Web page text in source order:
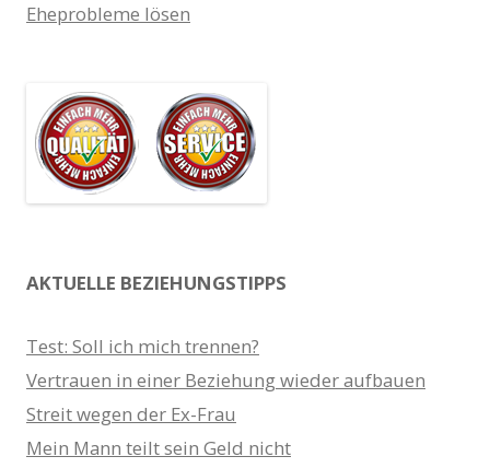
Eheprobleme lösen
AKTUELLE BEZIEHUNGSTIPPS
Test: Soll ich mich trennen?
Vertrauen in einer Beziehung wieder aufbauen
Streit wegen der Ex-Frau
Mein Mann teilt sein Geld nicht